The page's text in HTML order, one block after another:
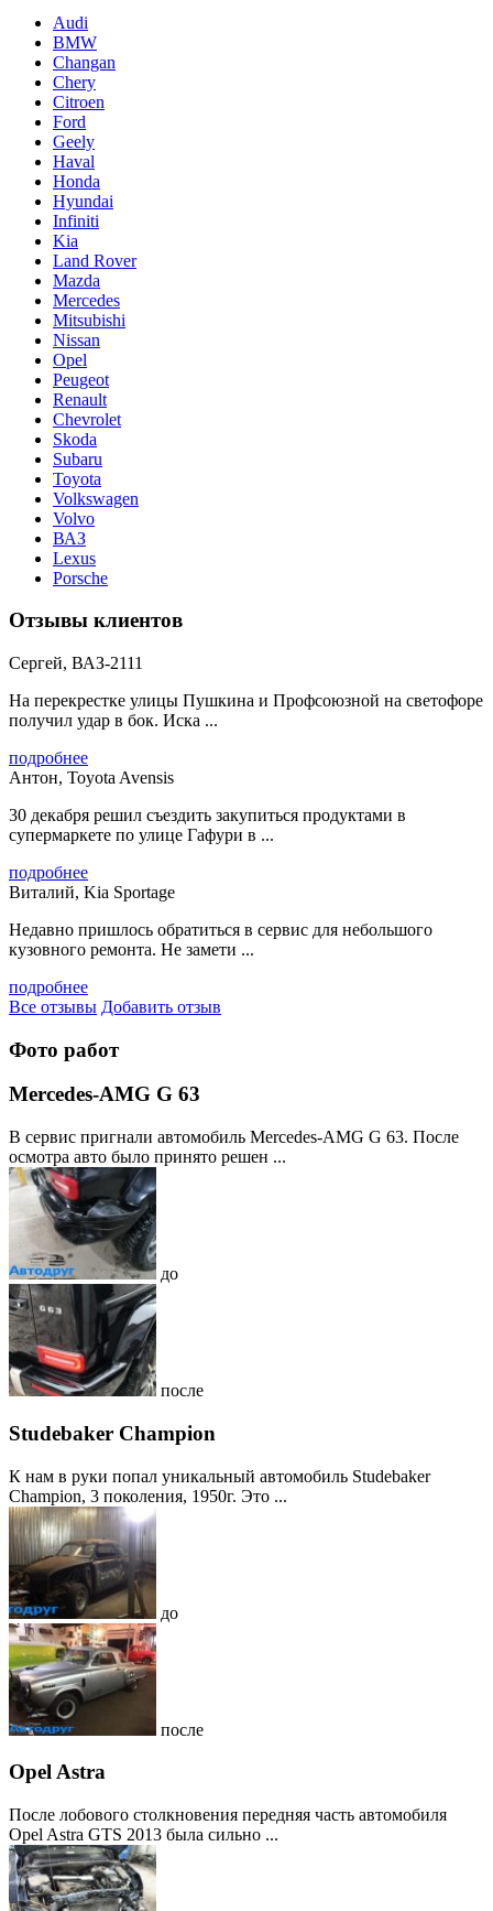
Audi
BMW
Changan
Chery
Citroen
Ford
Geely
Haval
Honda
Hyundai
Infiniti
Kia
Land Rover
Mazda
Mercedes
Mitsubishi
Nissan
Opel
Peugeot
Renault
Chevrolet
Skoda
Subaru
Toyota
Volkswagen
Volvo
ВАЗ
Lexus
Porsche
Отзывы клиентов
Сергей, ВАЗ-2111
На перекрестке улицы Пушкина и Профсоюзной на светофоре
получил удар в бок. Иска ...
подробнее
Антон, Toyota Avensis
30 декабря решил съездить закупиться продуктами в
супермаркете по улице Гафури в ...
подробнее
Виталий, Kia Sportage
Недавно пришлось обратиться в сервис для небольшого
кузовного ремонта. Не замети ...
подробнее
Все отзывы Добавить отзыв
Фото работ
Mercedes-AMG G 63
В сервис пригнали автомобиль Mercedes-AMG G 63. После
осмотра авто было принято решен ...
до
после
Studebaker Champion
К нам в руки попал уникальный автомобиль Studebaker
Champion, 3 поколения, 1950г. Это ...
до
после
Opel Astra
После лобового столкновения передняя часть автомобиля
Opel Astra GTS 2013 была сильно ...